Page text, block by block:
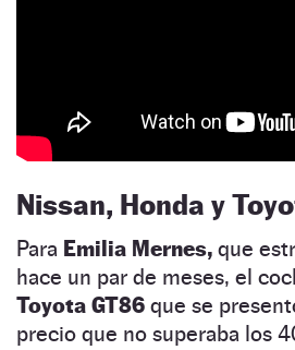
Nissan, Honda y
Para Emilia Mernes, que
hace un par de meses, el
Toyota GT86 que se
precio que no superaba los